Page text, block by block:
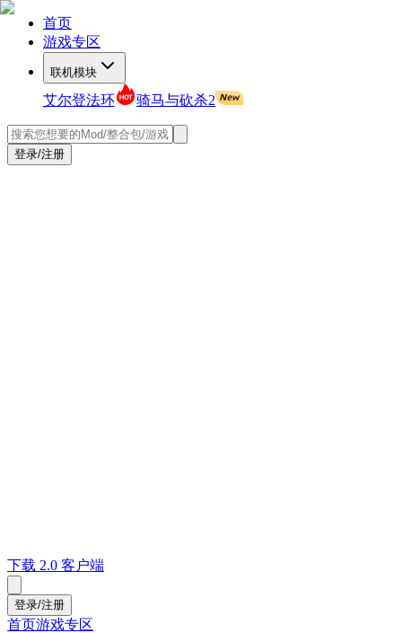
首页
游戏专区
联机模块
艾尔登法环 骑马与砍杀2
登录/注册
下载 2.0 客户端
登录/注册
首页游戏专区